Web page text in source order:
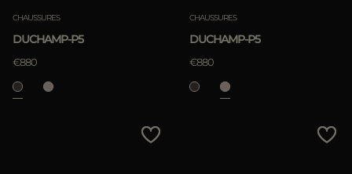
CHAUSSURES
DUCHAMP-P5
€880
CHAUSSURES
DUCHAMP-P5
€880